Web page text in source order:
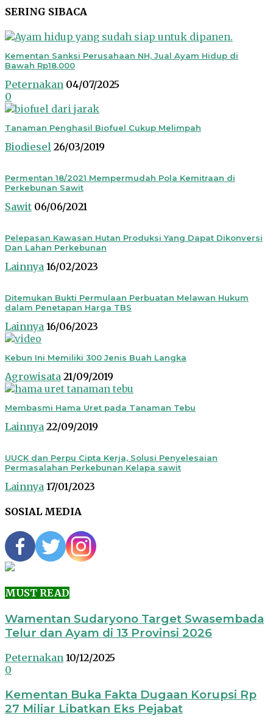
SERING SIBACA
Kementan Sanksi Perusahaan NH, Jual Ayam Hidup di
Bawah Rp18.000
Peternakan 04/07/2025
0
Tanaman Penghasil Biofuel Cukup Melimpah
Biodiesel 26/03/2019
Permentan 18/2021 Mempermudah Pola Kemitraan di
Perkebunan Sawit
Sawit 06/06/2021
Pelepasan Kawasan Hutan Produksi Yang Dapat Dikonversi
Dan Lahan Perkebunan
Lainnya 16/02/2023
Ditemukan Bukti Permulaan Perbuatan Melawan Hukum
dalam Penetapan Harga TBS
Lainnya 16/06/2023
Kebun Ini Memiliki 300 Jenis Buah Langka
Agrowisata 21/09/2019
Membasmi Hama Uret pada Tanaman Tebu
Lainnya 22/09/2019
UUCK dan Perpu Cipta Kerja, Solusi Penyelesaian
Permasalahan Perkebunan Kelapa sawit
Lainnya 17/01/2023
SOSIAL MEDIA
MUST READ
Wamentan Sudaryono Target Swasembada
Telur dan Ayam di 13 Provinsi 2026
Peternakan 10/12/2025
0
Kementan Buka Fakta Dugaan Korupsi Rp
27 Miliar Libatkan Eks Pejabat